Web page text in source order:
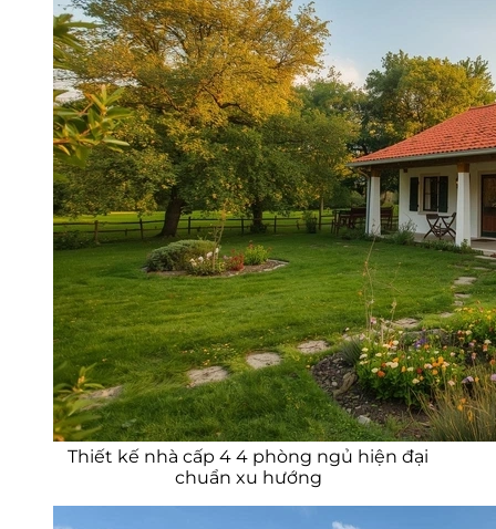
Thiết kế nhà cấp 4 4 phòng ngủ hiện đại
chuẩn xu hướng